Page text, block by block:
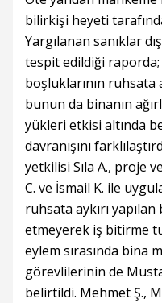
bilirkişi heyeti
Yargılanan sanıklar
tespit edildiği
boşluklarının ruhsata
bunun da binanın
yükleri etkisi altında
davranışını
yetkilisi Sıla A., proje
C. ve İsmail K. ile
ruhsata aykırı
etmeyerek iş bitirme
eylem sırasında bina
görevlilerinin de
belirtildi. Mehmet Ş.,